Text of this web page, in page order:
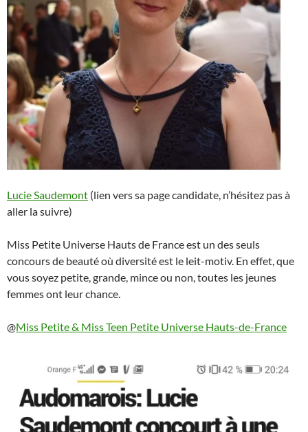
Lucie Saudemont (lien vers sa page candidate, n’hésitez pas à
aller la suivre)
Miss Petite Universe Hauts de France est un des seuls
concours de beauté où diversité est le leit-motiv. En effet, que
vous soyez petite, grande, mince ou non, toutes les jeunes
femmes ont leur chance.
@Miss Petite & Miss Teen Petite Universe Hauts-de-France